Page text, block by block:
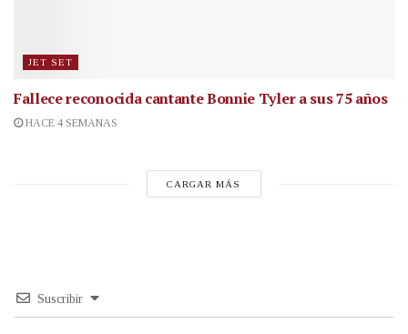
JET SET
Fallece reconocida cantanteBonnie Tyler a sus 75 años
HACE 4 SEMANAS
CARGAR MÁS
Suscribir